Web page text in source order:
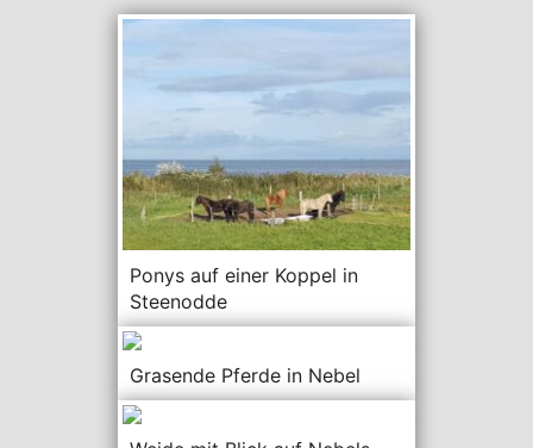
Ponys auf einer Koppel in
Steenodde
Grasende Pferde in Nebel